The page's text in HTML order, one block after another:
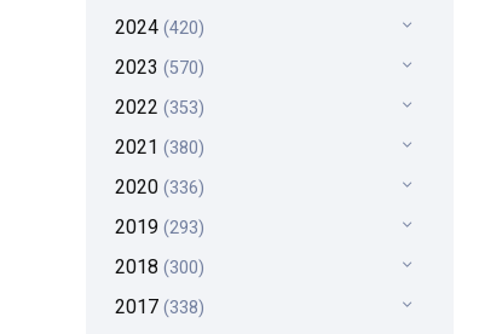
2024 (420)
2023 (570)
2022 (353)
2021 (380)
2020 (336)
2019 (293)
2018 (300)
2017 (338)